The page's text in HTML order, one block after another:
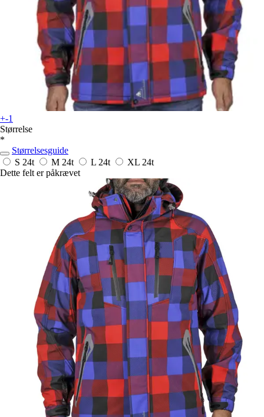
+-1
Størrelse
*
Størrelsesguide
S 24t M 24t L 24t XL 24t
Dette felt er påkrævet